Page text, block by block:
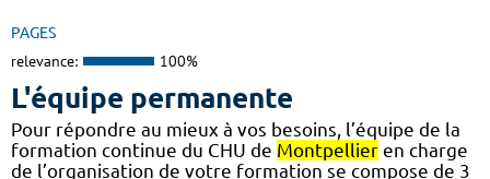
PAGES
relevance: 100%
L'équipe permanente
Pour répondre au mieux à vos besoins, l’équipe de la
formation continue du CHU de Montpellier en charge
de l’organisation de votre formation se compose de 3